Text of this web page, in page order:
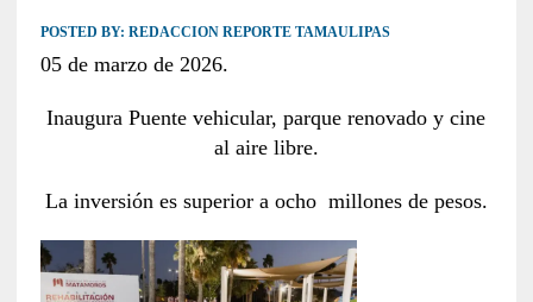
POSTED BY: REDACCION REPORTE TAMAULIPAS
05 de marzo de 2026.
Inaugura Puente vehicular, parque renovado y cine
al aire libre.
La inversión es superior a ocho millones de pesos.